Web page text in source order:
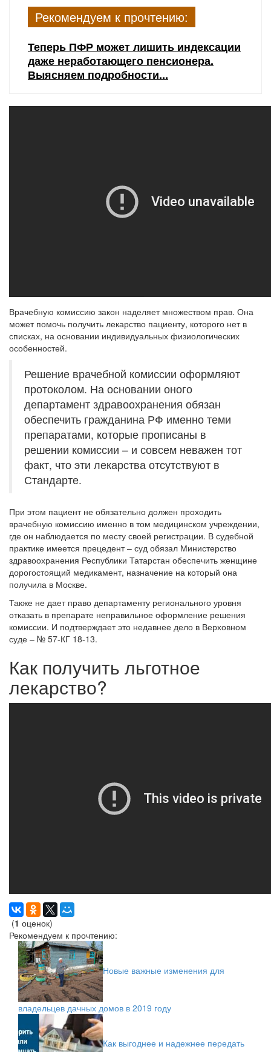
Рекомендуем к прочтению:
Теперь ПФР может лишить индексации
даже неработающего пенсионера.
Выясняем подробности...
Врачебную комиссию закон наделяет множеством прав. Она
может помочь получить лекарство пациенту, которого нет в
списках, на основании индивидуальных физиологических
особенностей.
Решение врачебной комиссии оформляют
протоколом. На основании оного
департамент здравоохранения обязан
обеспечить гражданина РФ именно теми
препаратами, которые прописаны в
решении комиссии – и совсем неважен тот
факт, что эти лекарства отсутствуют в
Стандарте.
При этом пациент не обязательно должен проходить
врачебную комиссию именно в том медицинском учреждении,
где он наблюдается по месту своей регистрации. В судебной
практике имеется прецедент – суд обязал Министерство
здравоохранения Республики Татарстан обеспечить женщине
дорогостоящий медикамент, назначение на который она
получила в Москве.
Также не дает право департаменту регионального уровня
отказать в препарате неправильное оформление решения
комиссии. И подтверждает это недавнее дело в Верховном
суде – № 57-КГ 18-13.
Как получить льготное
лекарство?
(1 оценок)
Рекомендуем к прочтению:
Новые важные изменения для
владельцев дачных домов в 2019 году
Как выгоднее и надежнее передать